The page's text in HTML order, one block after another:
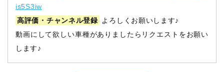
is5S3iw
高評価・チャンネル登録
よろしくお願いします♪
動画にして欲しい車種がありましたらリクエストをお願い
します♪